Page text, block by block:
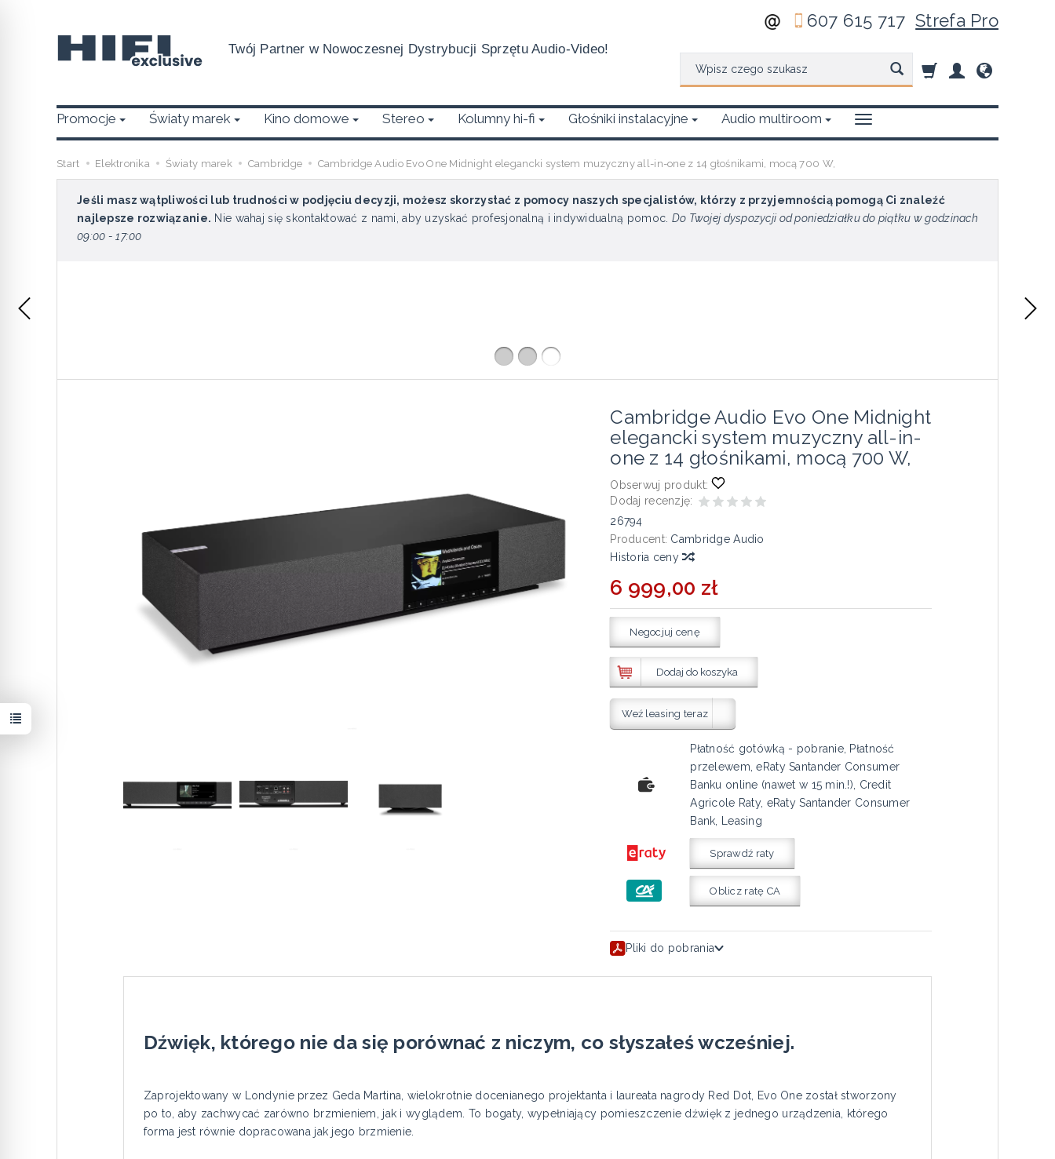
Twój Partner w Nowoczesnej Dystrybucji Sprzętu Audio-Video!
607 615 717Strefa Pro
Promocje Światy marek Kino domowe Stereo Kolumny hi-fi Głośniki instalacyjne Audio multiroom
Start Elektronika Światy marek Cambridge Cambridge Audio Evo One Midnight elegancki system muzyczny all-in-one z 14 głośnikami, mocą 700 W,
Jeśli masz wątpliwości lub trudności w podjęciu decyzji, możesz skorzystać z pomocy naszych specjalistów, którzy z przyjemnością pomogą Ci znaleźć
najlepsze rozwiązanie. Nie wahaj się skontaktować z nami, aby uzyskać profesjonalną i indywidualną pomoc. Do Twojej dyspozycji od poniedziałku do piątku w godzinach
09:00 - 17:00
Cambridge Audio Evo One Midnight
elegancki system muzyczny all-in-
one z 14 głośnikami, mocą 700 W,
Obserwuj produkt:
Dodaj recenzję:
26794
Producent: Cambridge Audio
Historia ceny
6 999,00 zł
Negocjuj cenę
Dodaj do koszyka
Weź leasing teraz
Płatność gotówką - pobranie, Płatność
przelewem, eRaty Santander Consumer
Banku online (nawet w 15 min.!), Credit
Agricole Raty, eRaty Santander Consumer
Bank, Leasing
Sprawdź raty
Oblicz ratę CA
Pliki do pobrania
Dźwięk, którego nie da się porównać z niczym, co słyszałeś wcześniej.
Zaprojektowany w Londynie przez Geda Martina, wielokrotnie docenianego projektanta i laureata nagrody Red Dot, Evo One został stworzony
po to, aby zachwycać zarówno brzmieniem, jak i wyglądem. To bogaty, wypełniający pomieszczenie dźwięk z jednego urządzenia, którego
forma jest równie dopracowana jak jego brzmienie.